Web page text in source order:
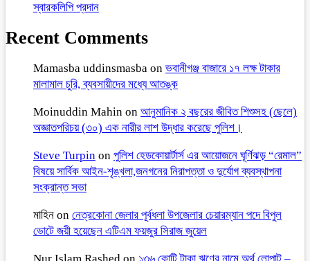
স্বারকলিপি প্রদান
Recent Comments
Mamasba uddinsmasba on ভবানীগঞ্জ বাজারে ১৭ লক্ষ টাকার
মালামাল চুরি, ব্যবসায়ীদের মধ্যে আতঙ্ক
Moinuddin Mahin on আনুমানিক ২ বছরের জীবিত শিশুসহ (ছেলে)
অজ্ঞাতপরিচয় (৩০) এক নারীর লাশ উদ্ধার করেছে পুলিশ।
Steve Turpin on পুলিশ হেডকোয়ার্টার্স এর আয়োজনে ঘূর্ণিঝড় “রেমাল”
বিষয়ে সার্বিক আইন-শৃঙ্খলা,জনগনের নিরাপত্তা ও দুর্যোগ ব্যবস্থাপনা
সংক্রান্ত সভা
মাহিন on নেত্রকোনা জেলার পূর্বধলা উপজেলার চেয়ারম্যান পদে বিপুল
ভোটে জয়ী হয়েছেন এটিএম ফয়জুর সিরাজ জুয়েল